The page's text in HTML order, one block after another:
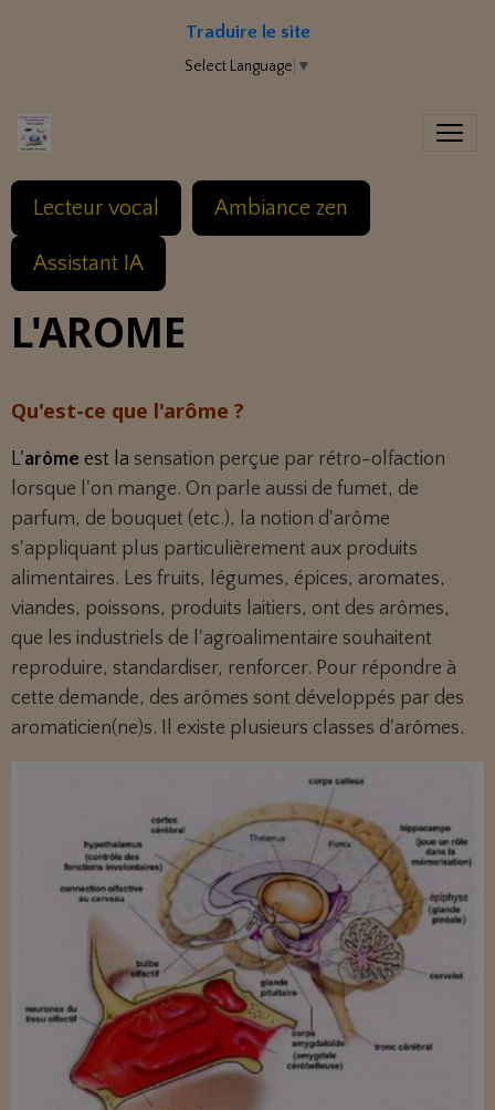
Traduire le site
Select Language ▼
Lecteur vocal Ambiance zen
Assistant IA
L'AROME
Qu'est-ce que l'arôme ?
L'arôme est la sensation perçue par rétro-olfaction
lorsque l'on mange. On parle aussi de fumet, de
parfum, de bouquet (etc.), la notion d'arôme
s'appliquant plus particulièrement aux produits
alimentaires. Les fruits, légumes, épices, aromates,
viandes, poissons, produits laitiers, ont des arômes,
que les industriels de l'agroalimentaire souhaitent
reproduire, standardiser, renforcer. Pour répondre à
cette demande, des arômes sont développés par des
aromaticien(ne)s. Il existe plusieurs classes d'arômes.